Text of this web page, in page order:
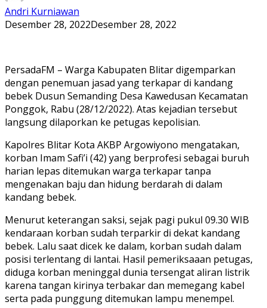
Andri Kurniawan
Desember 28, 2022Desember 28, 2022
PersadaFM – Warga Kabupaten Blitar digemparkan
dengan penemuan jasad yang terkapar di kandang
bebek Dusun Semanding Desa Kawedusan Kecamatan
Ponggok, Rabu (28/12/2022). Atas kejadian tersebut
langsung dilaporkan ke petugas kepolisian.
Kapolres Blitar Kota AKBP Argowiyono mengatakan,
korban Imam Safi’i (42) yang berprofesi sebagai buruh
harian lepas ditemukan warga terkapar tanpa
mengenakan baju dan hidung berdarah di dalam
kandang bebek.
Menurut keterangan saksi, sejak pagi pukul 09.30 WIB
kendaraan korban sudah terparkir di dekat kandang
bebek. Lalu saat dicek ke dalam, korban sudah dalam
posisi terlentang di lantai. Hasil pemeriksaaan petugas,
diduga korban meninggal dunia tersengat aliran listrik
karena tangan kirinya terbakar dan memegang kabel
serta pada punggung ditemukan lampu menempel.